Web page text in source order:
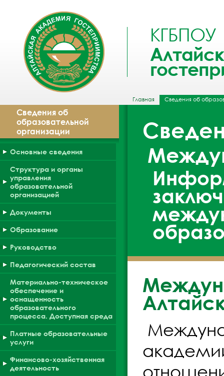
КГБПОУ
Главная Сведения об
Сведения об
образовательной
организации
Основные сведения
Структура и органы
управления
образовательной
организацией
Документы
Образование
Руководство
Педагогический состав
Материально-техническое
обеспечение и
оснащенность
образовательного
процесса. Доступная среда
Платные образовательные
услуги
Финансово-хозяйственная
деятельность